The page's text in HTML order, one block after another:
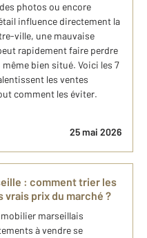
photos ou encore
influence directement la
ville, une mauvaise
rapidement faire perdre
bien situé. Voici les 7
les ventes
comment les éviter.
25 mai 2026
: comment trier les
prix du marché ?
marseillais
à vendre se